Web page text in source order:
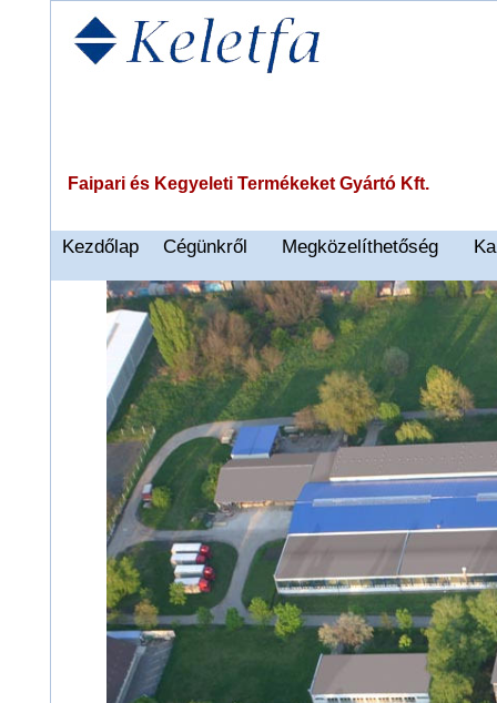
Faipari és Kegyeleti Termékeket Gyártó Kft.
Kezdőlap Cégünkről Megközelíthetőség